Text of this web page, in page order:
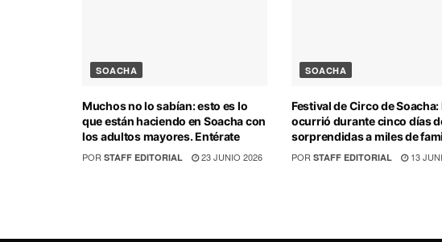
SOACHA
Muchos no lo sabían: esto es lo
que están haciendo en Soacha con
los adultos mayores. Entérate
POR STAFF EDITORIAL 23 JUNIO 2026
SOACHA
Festival de Circo de Soacha:
ocurrió durante cinco días
sorprendidas a miles de
POR STAFF EDITORIAL 13